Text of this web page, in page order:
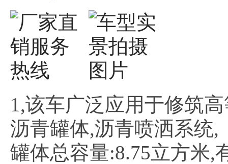
1,该车广泛应用于修筑
沥青罐体,沥青喷洒系统,
罐体总容量:8.75立方米,